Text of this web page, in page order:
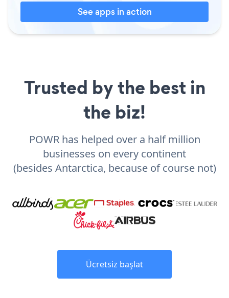
See apps in action
Trusted by the best in
the biz!
POWR has helped over a half million
businesses on every continent
(besides Antarctica, because of course not)
Ücretsiz başlat